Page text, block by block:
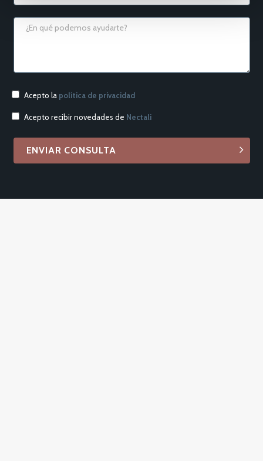
Acepto la política de privacidad
Acepto recibir novedades de Nectali